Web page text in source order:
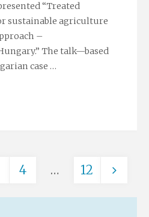
“Treated
sustainable agriculture
–
The talk—based
case …
4 … 12